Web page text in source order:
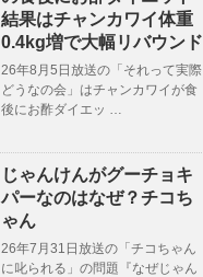
結果はチャンカワイ体重
0.4kg増で大幅リバウンド
26年8月5日放送の「それって実際
どうなの会」はチャンカワイが食
後にお酢ダイエッ …
じゃんけんがグーチョキ
パーなのはなぜ？チコち
ゃん
26年7月31日放送の「チコちゃん
に叱られる」の問題『なぜじゃん